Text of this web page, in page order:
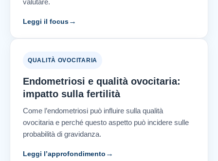
valutare.
Leggi il focus→
QUALITÀ OVOCITARIA
Endometriosi e qualità ovocitaria:
impatto sulla fertilità
Come l’endometriosi può influire sulla qualità
ovocitaria e perché questo aspetto può incidere sulle
probabilità di gravidanza.
Leggi l’approfondimento →